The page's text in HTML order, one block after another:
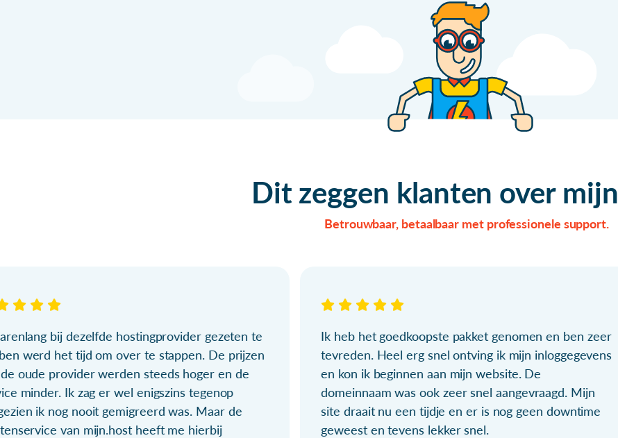
Dit zeggen klanten over mijn
Betrouwbaar, betaalbaar met professionele support.
bij dezelfde hostingprovider gezeten te
werd het tijd om over te stappen. De prijzen
oude provider werden steeds hoger en de
minder. Ik zag er wel enigszins tegenop
ik nog nooit gemigreerd was. Maar de
van mijn.host heeft me hierbij
Ik heb het goedkoopste pakket genomen en ben zeer
tevreden. Heel erg snel ontving ik mijn inloggegevens
en kon ik beginnen aan mijn website. De
domeinnaam was ook zeer snel aangevraagd. Mijn
site draait nu een tijdje en er is nog geen downtime
geweest en tevens lekker snel.